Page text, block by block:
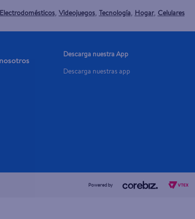
Electrodomésticos, Videojuegos, Tecnología, Hogar, Celulares
Descarga nuestra App
Descarga nuestras app
Powered by